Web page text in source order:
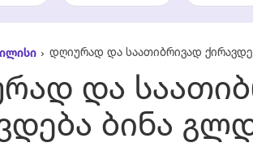
დღიურად და საათიბრივად
და
ბინა